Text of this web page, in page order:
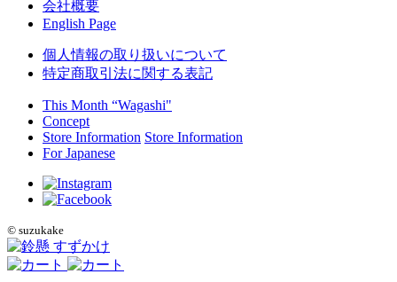
会社概要
English Page
個人情報の取り扱いについて
特定商取引法に関する表記
This Month “Wagashi"
Concept
Store Information Store Information
For Japanese
© suzukake